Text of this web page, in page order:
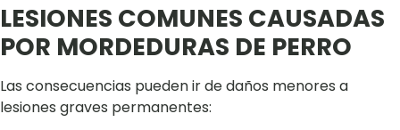
LESIONES COMUNES CAUSADAS
POR MORDEDURAS DE PERRO
Las consecuencias pueden ir de daños menores a
lesiones graves permanentes: